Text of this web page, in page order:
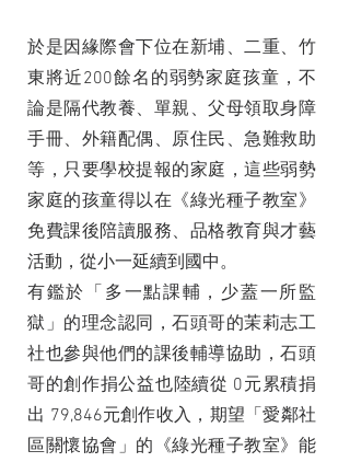
於是因緣際會下位在新埔、二重、竹
東將近200餘名的弱勢家庭孩童，不
論是隔代教養、單親、父母領取身障
手冊、外籍配偶、原住民、急難救助
等，只要學校提報的家庭，這些弱勢
家庭的孩童得以在《綠光種子教室》
免費課後陪讀服務、品格教育與才藝
活動，從小一延續到國中。
有鑑於「多一點課輔，少蓋一所監
獄」的理念認同，石頭哥的茉莉志工
社也參與他們的課後輔導協助，石頭
哥的創作捐公益也陸續從 0元累積捐
出 79,846元創作收入，期望「愛鄰社
區關懷協會」的《綠光種子教室》能